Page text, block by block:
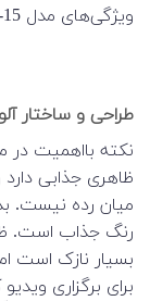
ویژگی‌های مدل 15-ec1 تا حد زیادی از خرید آن مطمئناً می‌شوید.
طراحی و ساختار
ظاهری جذابی
میان رده نیست.
رنگ جذاب است.
برای برگزاری